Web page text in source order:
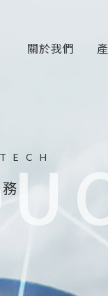
關於我們